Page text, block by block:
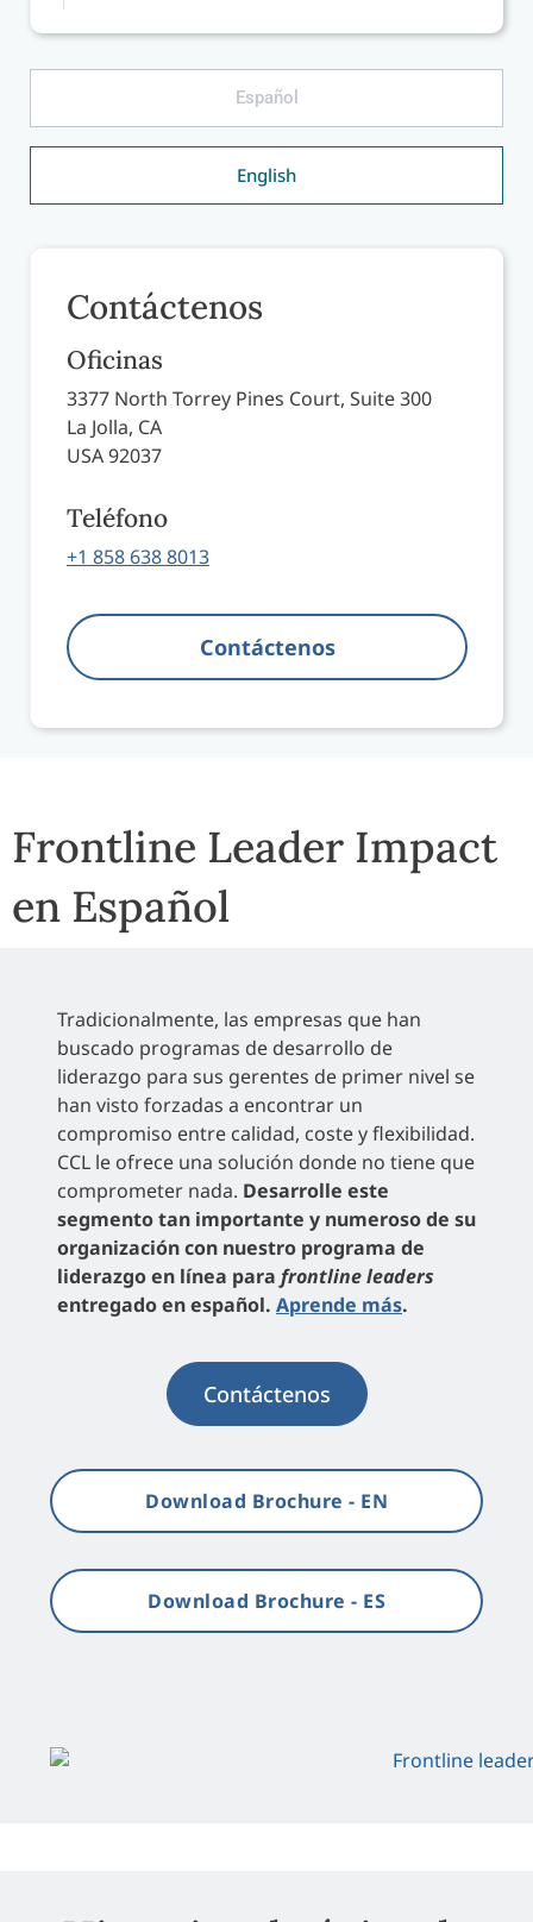
Español
English
Contáctenos
Oficinas
3377 North Torrey Pines Court, Suite 300
La Jolla, CA
USA 92037
Teléfono
+1 858 638 8013
Contáctenos
Frontline Leader Impact
en Español
Tradicionalmente, las empresas que han
buscado programas de desarrollo de
liderazgo para sus gerentes de primer nivel se
han visto forzadas a encontrar un
compromiso entre calidad, coste y flexibilidad.
CCL le ofrece una solución donde no tiene que
comprometer nada. Desarrolle este
segmento tan importante y numeroso de su
organización con nuestro programa de
liderazgo en línea para frontline leaders
entregado en español. Aprende más.
Contáctenos
Download Brochure - EN
Download Brochure - ES